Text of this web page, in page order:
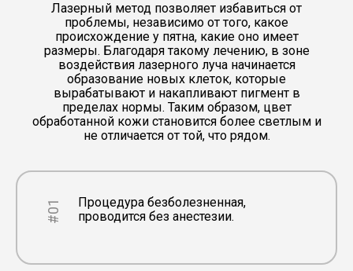
Лазерный метод позволяет избавиться от
проблемы, независимо от того, какое
происхождение у пятна, какие оно имеет
размеры. Благодаря такому лечению, в зоне
воздействия лазерного луча начинается
образование новых клеток, которые
вырабатывают и накапливают пигмент в
пределах нормы. Таким образом, цвет
обработанной кожи становится более светлым и
не отличается от той, что рядом.
#01
Процедура безболезненная,
проводится без анестезии.